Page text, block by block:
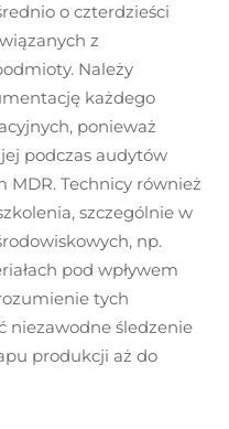
o czterdzieści
z
Należy
każdego
ponieważ
podczas audytów
MDR. Technicy również
szczególnie w
np.
pod wpływem
tych
niezawodne śledzenie
produkcji aż do